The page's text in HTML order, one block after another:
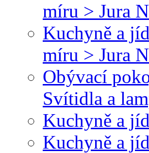
míru > Jura
Kuchyně a
míru > Jura
Obývací
Svítidla a
Kuchyně a
Kuchyně a